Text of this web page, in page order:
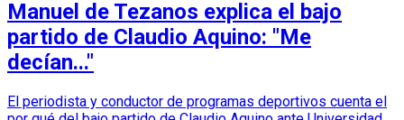
Manuel de Tezanos explica el bajo
partido de Claudio Aquino: "Me
decían..."
El periodista y conductor de programas deportivos cuenta el